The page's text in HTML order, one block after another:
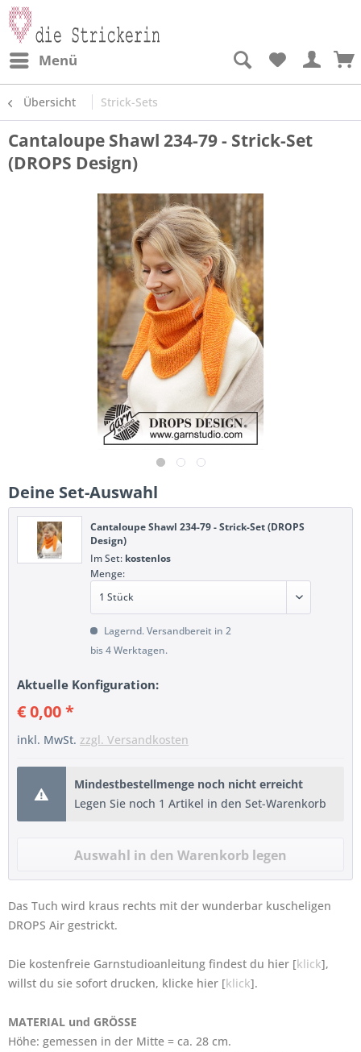
Menü
Übersicht Strick-Sets
Cantaloupe Shawl 234-79 - Strick-Set
(DROPS Design)
Deine Set-Auswahl
Cantaloupe Shawl 234-79 - Strick-Set (DROPS
Design)
Im Set: kostenlos
Menge:
Lagernd. Versandbereit in 2
bis 4 Werktagen.
Aktuelle Konfiguration:
€ 0,00 *
inkl. MwSt. zzgl. Versandkosten
Mindestbestellmenge noch nicht erreicht
Legen Sie noch 1 Artikel in den Set-Warenkorb
Das Tuch wird kraus rechts mit der wunderbar kuscheligen
DROPS Air gestrickt.
Die kostenfreie Garnstudioanleitung findest du hier [klick],
willst du sie sofort drucken, klicke hier [klick].
MATERIAL und GRÖSSE
Höhe: gemessen in der Mitte = ca. 28 cm.